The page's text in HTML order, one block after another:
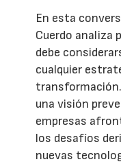
En esta
Cuerdo analiza
debe
cualquier
una visión
empresas
los desafíos
nuevas